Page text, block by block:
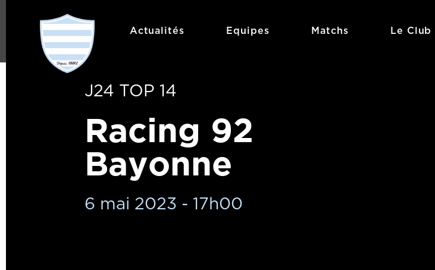
Actualités Equipes Matchs Le Club
J24 TOP 14
Racing 92
Bayonne
6 mai 2023 - 17h00